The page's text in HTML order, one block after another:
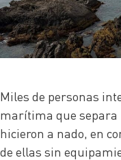
Miles de personas
marítima que separa
hicieron a nado, en
de ellas sin